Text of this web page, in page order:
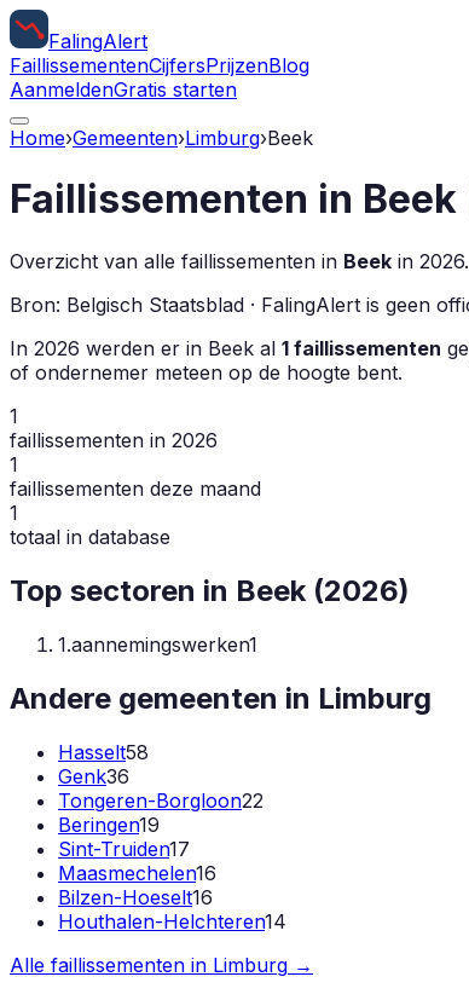
FalingAlert
FaillissementenCijfersPrijzenBlog
AanmeldenGratis starten
Home›Gemeenten›Limburg›Beek
Faillissementen in Beek
Overzicht van alle faillissementen in Beek in 2026.
Bron: Belgisch Staatsblad · FalingAlert is geen
In 2026 werden er in Beek al 1 faillissementen
of ondernemer meteen op de hoogte bent.
1
faillissementen in 2026
1
faillissementen deze maand
1
totaal in database
Top sectoren in Beek (2026)
1.aannemingswerken1
Andere gemeenten in Limburg
Hasselt58
Genk36
Tongeren-Borgloon22
Beringen19
Sint-Truiden17
Maasmechelen16
Bilzen-Hoeselt16
Houthalen-Helchteren14
Alle faillissementen in Limburg →